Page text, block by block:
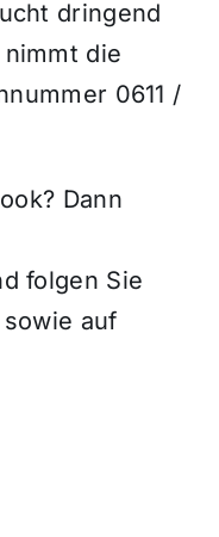
dringend
die
0611 /
Dann
folgen Sie
sowie auf